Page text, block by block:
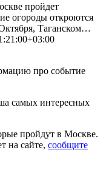
пройдет
огороды откроются
Таганском…
про событие
самых интересных
пройдут в Москве.
на сайте, сообщите